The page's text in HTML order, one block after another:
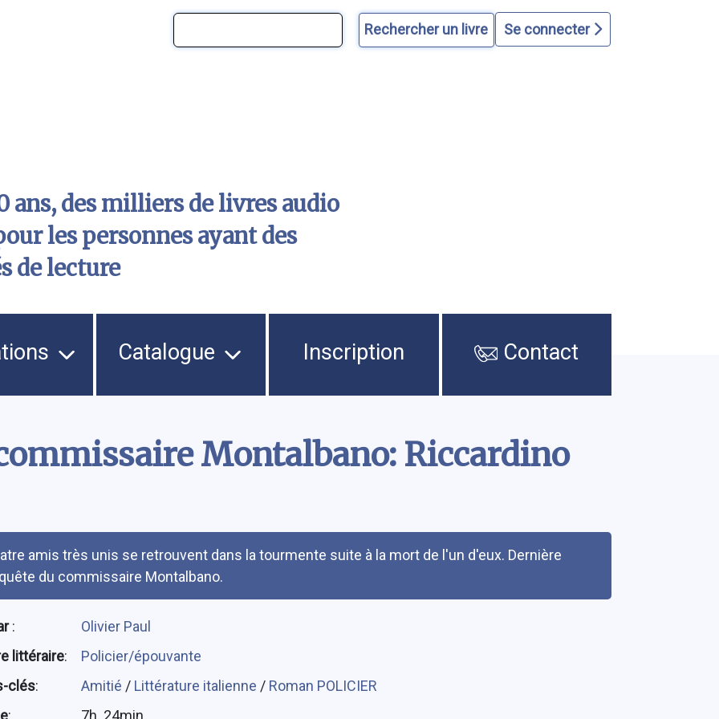
Se connecter
ans, des milliers de livres audio
les personnes ayant des
de lecture
Catalogue Inscription Contact
Montalbano: Riccardino
amis très unis se retrouvent dans la tourmente suite à la mort de l'un d'eux. Dernière
du commissaire Montalbano.
:
Olivier Paul
littéraire:
Policier/épouvante
clés: Amitié / Littérature italienne / Roman POLICIER
:
7h. 24min.